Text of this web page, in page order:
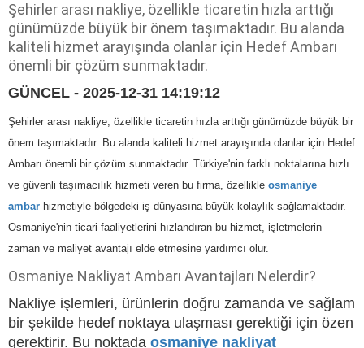
Şehirler arası nakliye, özellikle ticaretin hızla arttığı
günümüzde büyük bir önem taşımaktadır. Bu alanda
kaliteli hizmet arayışında olanlar için Hedef Ambarı
önemli bir çözüm sunmaktadır.
GÜNCEL - 2025-12-31 14:19:12
Şehirler arası nakliye, özellikle ticaretin hızla arttığı günümüzde büyük bir
önem taşımaktadır. Bu alanda kaliteli hizmet arayışında olanlar için Hedef
Ambarı önemli bir çözüm sunmaktadır. Türkiye'nin farklı noktalarına hızlı
ve güvenli taşımacılık hizmeti veren bu firma, özellikle osmaniye
ambar hizmetiyle bölgedeki iş dünyasına büyük kolaylık sağlamaktadır.
Osmaniye'nin ticari faaliyetlerini hızlandıran bu hizmet, işletmelerin
zaman ve maliyet avantajı elde etmesine yardımcı olur.
Osmaniye Nakliyat Ambarı Avantajları Nelerdir?
Nakliye işlemleri, ürünlerin doğru zamanda ve sağlam
bir şekilde hedef noktaya ulaşması gerektiği için özen
gerektirir. Bu noktada osmaniye nakliyat